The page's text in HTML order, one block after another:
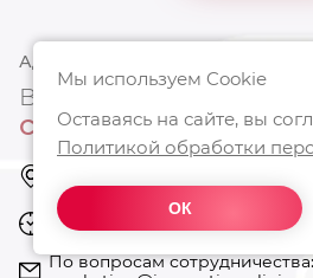
https://innovation-clinic.ru/
+74997501585
АДРЕС КЛИНИКИ
Ваше место
силы и красоты
Режим работы: с 10:00 до 22:00
По вопросам сотрудничества:
Мы используем Cookie
Оставаясь на сайте, вы
Политикой обработки
ОК